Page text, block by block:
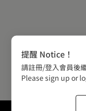
提醒 Notice！
請註冊/登入會員後
Please sign up or